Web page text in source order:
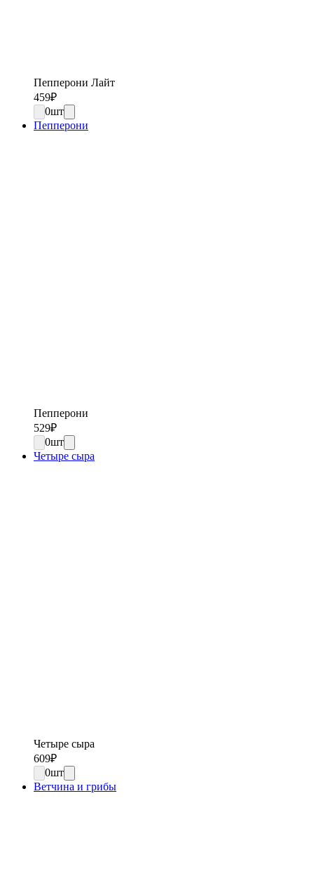
Пепперони Лайт
459₽
0шт
Пепперони
Пепперони
529₽
0шт
Четыре сыра
Четыре сыра
609₽
0шт
Ветчина и грибы